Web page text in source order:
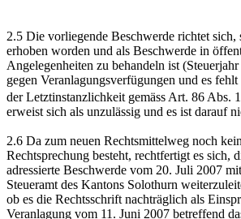
2.5 Die vorliegende Beschwerde richtet sich,
erhoben worden und als Beschwerde in
Angelegenheiten zu behandeln ist
gegen Veranlagungsverfügungen und es
der Letztinstanzlichkeit gemäss Art. 86 Abs.
erweist sich als unzulässig und es ist darauf
2.6 Da zum neuen Rechtsmittelweg noch
Rechtsprechung besteht, rechtfertigt es sich,
adressierte Beschwerde vom 20. Juli 2007
Steueramt des Kantons Solothurn
ob es die Rechtsschrift nachträglich als
Veranlagung vom 11. Juni 2007 betreffend